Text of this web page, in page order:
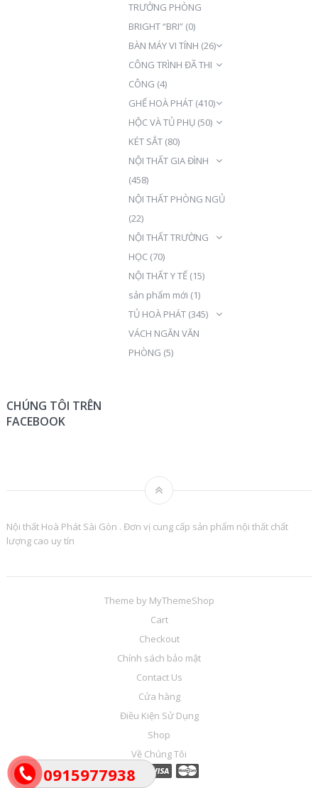
0915977938
TRƯỞNG PHÒNG
BRIGHT “BRI” (0)
BÀN MÁY VI TÍNH (26)
CÔNG TRÌNH ĐÃ THI
CÔNG (4)
GHẾ HOÀ PHÁT (410)
HỘC VÀ TỦ PHỤ (50)
KÉT SẮT (80)
NỘI THẤT GIA ĐÌNH
(458)
NỘI THẤT PHÒNG NGỦ
(22)
NỘI THẤT TRƯỜNG
HỌC (70)
NỘI THẤT Y TẾ (15)
sản phẩm mới (1)
TỦ HOÀ PHÁT (345)
VÁCH NGĂN VĂN
PHÒNG (5)
CHÚNG TÔI TRÊN
FACEBOOK
Nội thất Hoà Phát Sài Gòn . Đơn vị cung cấp sản phẩm nội thất chất
lượng cao uy tín
Theme by MyThemeShop
Cart
Checkout
Chính sách bảo mật
Contact Us
Cửa hàng
Điều Kiện Sử Dụng
Shop
Về Chúng Tôi